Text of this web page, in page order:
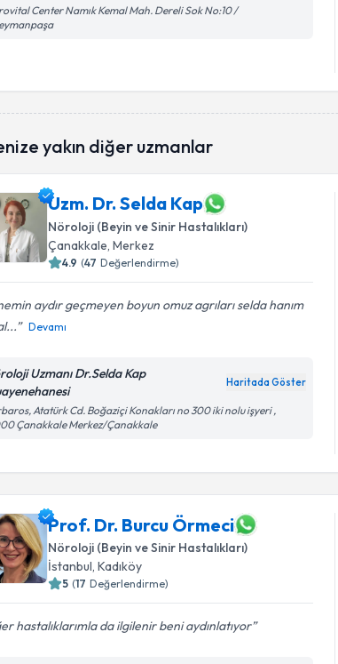
Center Namık Kemal Mah. Dereli Sok No:10 /
yakın diğer uzmanlar
Uzm. Dr. Selda Kap
Nöroloji (Beyin ve Sinir Hastalıkları)
Çanakkale , Merkez
4.9 (47 Değerlendirme)
aydır geçmeyen boyun omuz agrıları selda hanım
Devamı
Uzmanı Dr.Selda Kap
Haritada Göster
Atatürk Cd. Boğaziçi Konakları no 300 iki nolu işyeri ,
Çanakkale Merkez/Çanakkale
Prof. Dr. Burcu Örmeci
Nöroloji (Beyin ve Sinir Hastalıkları)
İstanbul, Kadıköy
5 (17 Değerlendirme)
hastalıklarımla da ilgilenir beni aydınlatıyor